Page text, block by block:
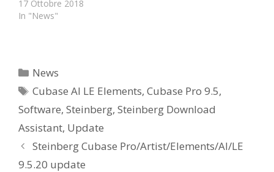
17 Ottobre 2018
In "News"
Categorie
News
Tag
Cubase AI LE Elements,Cubase Pro 9.5,
Software, Steinberg, Steinberg Download
Assistant, Update
Steinberg Cubase Pro/Artist/Elements/AI/LE
9.5.20 update